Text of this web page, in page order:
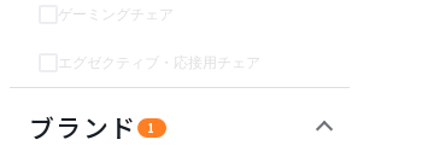
ゲーミングチェア
エグゼクティブ・応接用チェア
ブランド 1